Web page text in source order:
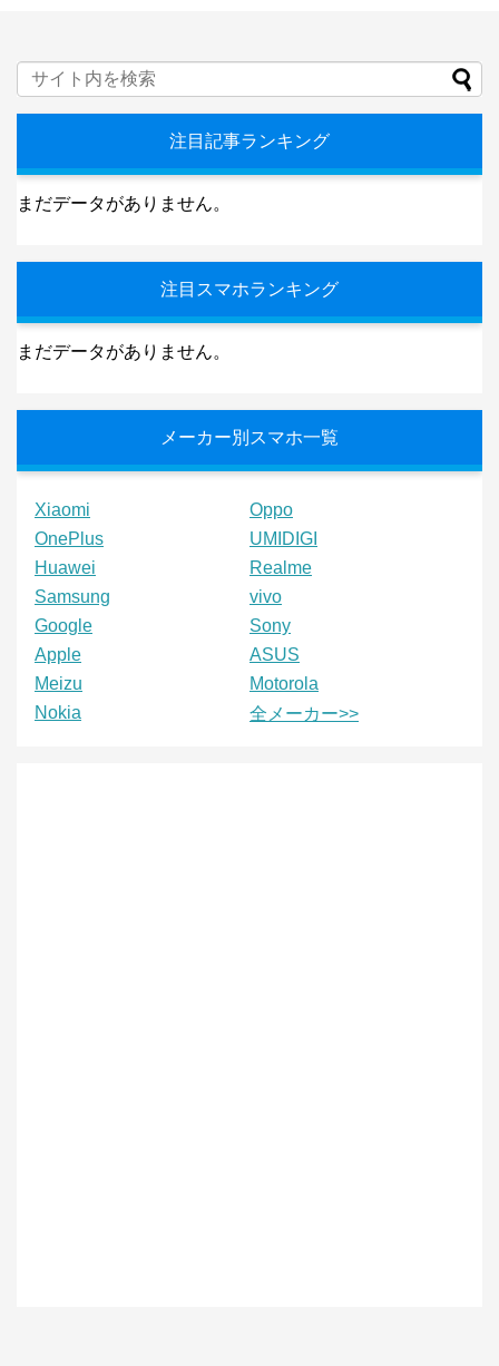
注目記事ランキング
まだデータがありません。
注目スマホランキング
まだデータがありません。
メーカー別スマホ一覧
Xiaomi
Oppo
OnePlus
UMIDIGI
Huawei
Realme
Samsung
vivo
Google
Sony
Apple
ASUS
Meizu
Motorola
Nokia
全メーカー>>